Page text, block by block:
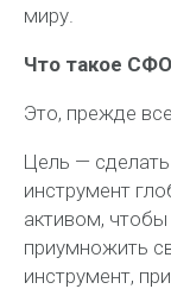
миру.
Что такое
Это, прежде
Цель —
инструмент
активом,
приумножить
инструмент,